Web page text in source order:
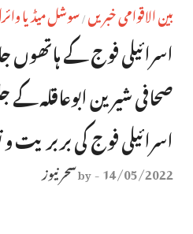
بین الاقوامی خبریں / سوشل میڈیا
اسرائیلی فوج کے ہاتھوں
صحافی شیرین ابوعاقلہ
اسرائیلی فوج کی بربریت
14/05/2022
-
byسحر نیوز